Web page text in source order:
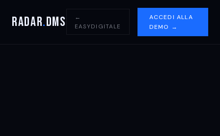
RadaR.DMS
←
EASYDIGITALE
ACCEDI ALLA
DEMO →